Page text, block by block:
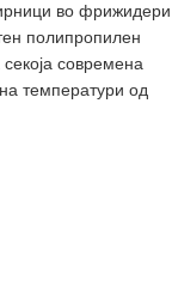
во фрижидери
полипропилен
современа
температури од